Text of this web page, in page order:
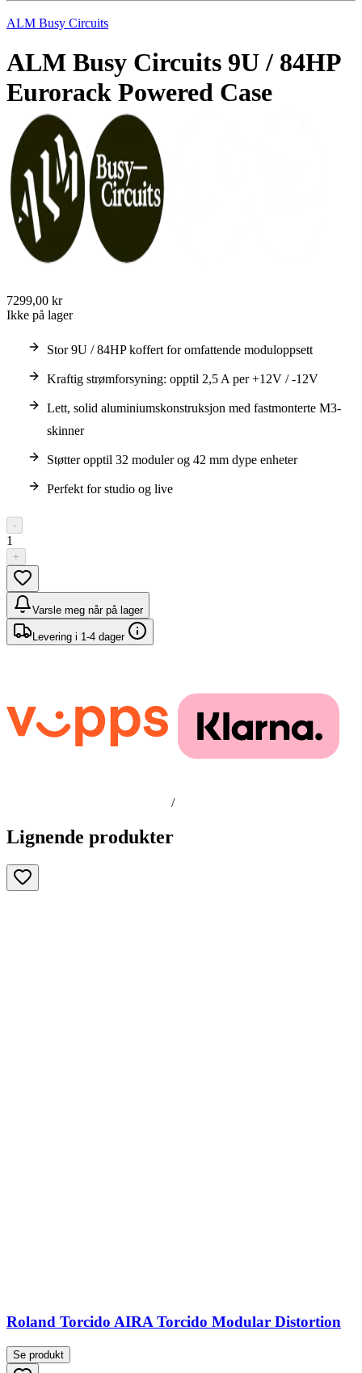
ALM Busy Circuits
ALM Busy Circuits 9U / 84HP
Eurorack Powered Case
7299,00 kr
Ikke på lager
Stor 9U / 84HP koffert for omfattende moduloppsett
Kraftig strømforsyning: opptil 2,5 A per +12V / -12V
Lett, solid aluminiumskonstruksjon med fastmonterte M3-
skinner
Støtter opptil 32 moduler og 42 mm dype enheter
Perfekt for studio og live
-
1
+
Varsle meg når på lager
Levering i 1-4 dager
/
Lignende produkter
Roland Torcido AIRA Torcido Modular Distortion
Se produkt